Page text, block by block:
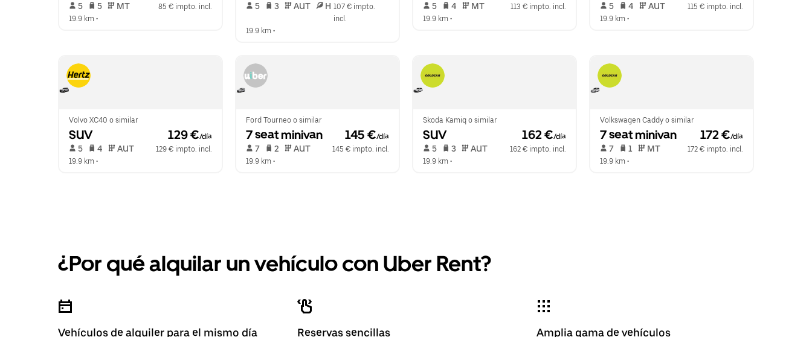
5 5 MT
85 € impto. incl.
19.9 km •
5 3 AUT H 107 € impto.
incl.
19.9 km •
5 4 MT
113 € impto. incl.
19.9 km •
5 4 AUT
115 € impto. incl.
19.9 km •
Volvo XC40 o similar
SUV 129 €/día
5 4 AUT
129 € impto. incl.
19.9 km •
Ford Tourneo o similar
7 seat minivan 145 €/día
7 2 AUT
145 € impto. incl.
19.9 km •
Skoda Kamiq o similar
SUV 162 €/día
5 3 AUT
162 € impto. incl.
19.9 km •
Volkswagen Caddy o similar
7 seat minivan 172 €/día
7 1 MT
172 € impto. incl.
19.9 km •
¿Por qué alquilar un vehículo con Uber Rent?
Vehículos de alquiler para el mismo día Reservas sencillas Amplia gama de vehículos